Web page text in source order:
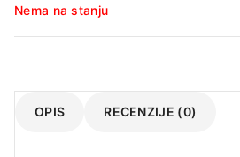
Nema na stanju
OPIS RECENZIJE (0)